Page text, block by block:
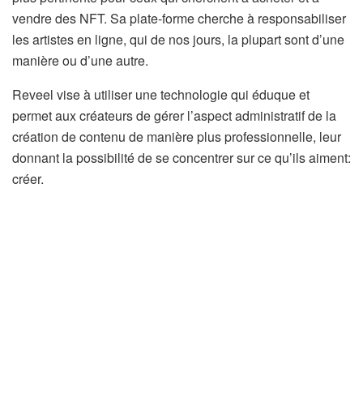
vendre des NFT. Sa plate-forme cherche à responsabiliser
les artistes en ligne, qui de nos jours, la plupart sont d’une
manière ou d’une autre.
Reveel vise à utiliser une technologie qui éduque et
permet aux créateurs de gérer l’aspect administratif de la
création de contenu de manière plus professionnelle, leur
donnant la possibilité de se concentrer sur ce qu’ils aiment:
créer.